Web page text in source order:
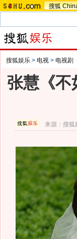
搜狐
搜狐娱乐 > 电视 > 电视剧
张慧《不
来源：搜狐